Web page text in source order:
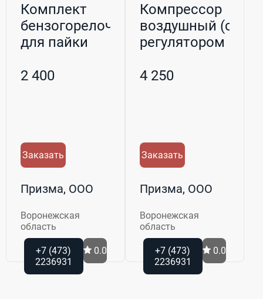
Комплект
бензогорелочный
для пайки
э...
2 400
Заказать
Призма, ООО
Воронежская
область
+7 (473)
2236931
0.0
Компрессор
воздушный (с
регулятором
4 250
Заказать
Призма, ООО
Воронежская
область
+7 (473)
2236931
0.0